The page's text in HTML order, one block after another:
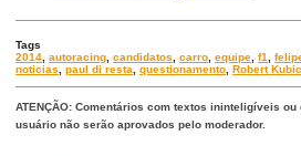
Tags
2014,autoracing,candidatos,carro,equipe,f1,
noticias,paul di resta,questionamento, Robert
ATENÇÃO: Comentários com textos ininteligíveis
usuário não serão aprovados pelo moderador.